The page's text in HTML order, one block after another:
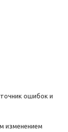
ошибок и
изменением